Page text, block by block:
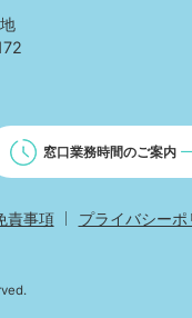
窓口業務時間のご案内
責事項
プライバシーポ